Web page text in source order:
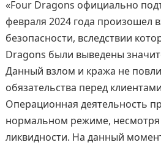
«Four Dragons официально
февраля 2024 года произошел
безопасности, вследствии
Dragons были выведены
Данный взлом и кража не
обязательства перед
Операционная деятельность
нормальном режиме, несмотря
ликвидности. На данный